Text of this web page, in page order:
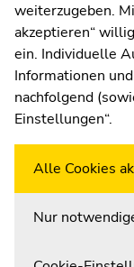
UNI for
GmbH
Palais
Büro-
weiterzugeben.
akzeptieren“
ein. Individuelle
Informationen
nachfolgend
Einstellungen“.
Alle Cookies
Nur